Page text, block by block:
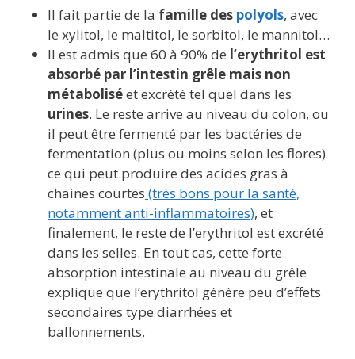
Il fait partie de la famille des polyols, avec
le xylitol, le maltitol, le sorbitol, le mannitol…
Il est admis que 60 à 90% de l’erythritol est
absorbé par l’intestin grêle mais non
métaboliséet excrété tel quel dans les
urines. Le reste arrive au niveau du colon, ou
il peut être fermenté par les bactéries de
fermentation (plus ou moins selon les flores)
ce qui peut produire des acides gras à
chaines courtes (très bons pour la santé,
notamment anti-inflammatoires), et
finalement, le reste de l’erythritol est excrété
dans les selles. En tout cas, cette forte
absorption intestinale au niveau du grêle
explique que l’erythritol génère peu d’effets
secondaires type diarrhées et
ballonnements.